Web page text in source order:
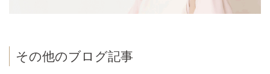
その他のブログ記事